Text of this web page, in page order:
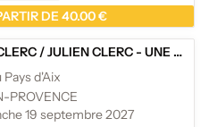
DE 40.00 €
/JULIEN CLERC - UNE VIE - TOURNÉE
d'Aix
PROVENCE
19 septembre 2027